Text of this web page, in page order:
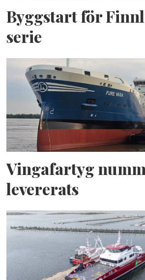
Byggstart för
serie
Vingafartyg
levererats